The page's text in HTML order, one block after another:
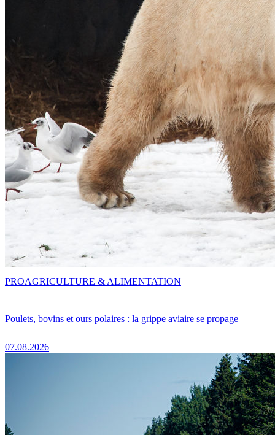
Poulets, bovins et ours polaires : la grippe aviaire se propage
07.08.2026
PROAGRICULTURE & ALIMENTATION